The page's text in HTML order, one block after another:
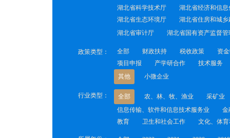
湖北省科学技术厅
湖北省经济和信息
湖北省生态环境厅
湖北省住房和城乡
湖北省审计厅
湖北省国有资产监督管
政策类型： 全部 财政扶持 税收政策 资
项目申报
产学研合作 技术服务
其他
小微企业
行业类型： 全部 农、林、牧、渔业 采矿业
信息传输、软件和信息技术服务业
金
教育
卫生和社会工作 文化、体